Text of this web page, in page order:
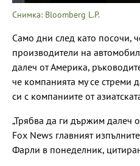
Снимка: Bloomberg L.P.
Само дни след като посочи,
производители на
далеч от Америка,
че компанията му се стреми
си с компаниите от
„Трябва да ги държим далеч
Fox News главният
Фарли в понеделник,